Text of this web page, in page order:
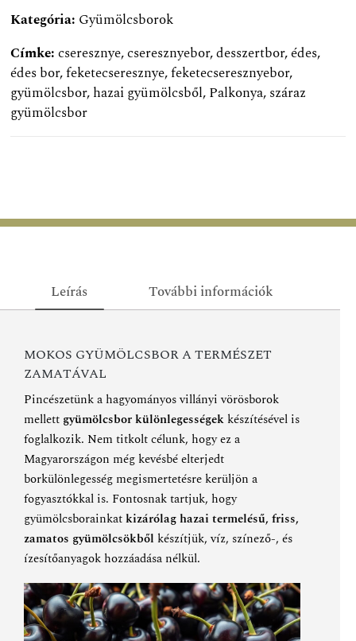
Kategória: Gyümölcsborok
Címke:cseresznye,cseresznyebor,desszertbor,édes,
édes bor,feketecseresznye,feketecseresznyebor,
gyümölcsbor,hazai gyümölcsből,Palkonya,száraz
gyümölcsbor
Leírás További információk
MOKOS GYÜMÖLCSBOR A TERMÉSZET
ZAMATÁVAL
Pincészetünk a hagyományos villányi vörösborok
mellett gyümölcsbor különlegességek készítésével is
foglalkozik. Nem titkolt célunk, hogy ez a
Magyarországon még kevésbé elterjedt
borkülönlegesség megismertetésre kerüljön a
fogyasztókkal is. Fontosnak tartjuk, hogy
gyümölcsborainkatkizárólag hazai termelésű, friss,
zamatos gyümölcsökből készítjük, víz, színező-, és
ízesítőanyagok hozzáadása nélkül.